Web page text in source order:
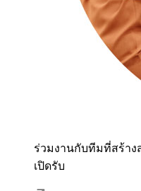
ร่วมงานกับทีมที่สร้า
เปิดรับ